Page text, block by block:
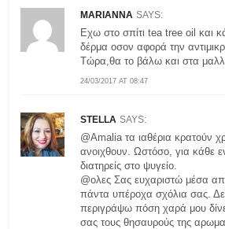
MARIANNA SAYS:
24/03/2017 AT 08:47
Εχω στο σπίτι tea tree oil και
δέρμα οσον αφορά την
Τώρα,θα το βάλω και στα
STELLA SAYS:
@Amalia τα ιαθέρια κρατούν
ανοιχθουν. Ωστόσο, για κάθε
διατηρείς στο ψυγείο.
@ολες Σας ευχαριστώ μέσα
πάντα υπέροχα σχόλια σας.
περιγράψω πόση χαρά μου
σας τους θησαυρούς της